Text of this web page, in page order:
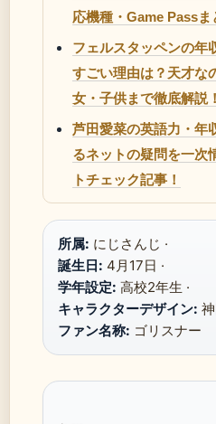
応機種・Game Passま
フェルスタッペンの年
すごい理由は？天才な
女・子供まで徹底解説！
芦田愛菜の英語力・年
るネットの疑問を一次
トチェック記事！
所属: にじさんじ ·
誕生日: 4月17日 ·
学年設定: 高校2年生 ·
キャラクターデザイン:
ファン名称: ゴリスナー